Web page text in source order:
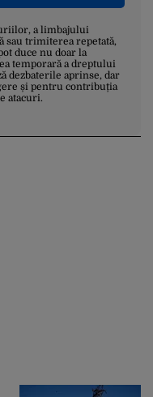
a limbajului
sau trimiterea repetată,
duce nu doar la
temporară a dreptului
dezbaterile aprinse, dar
și pentru contribuția
atacuri.